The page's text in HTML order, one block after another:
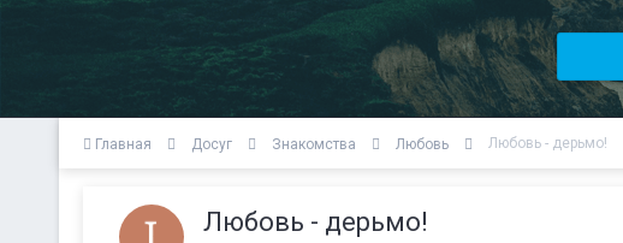
Главная Досуг Знакомства Любовь Любовь - дерьмо!
Любовь - дерьмо!